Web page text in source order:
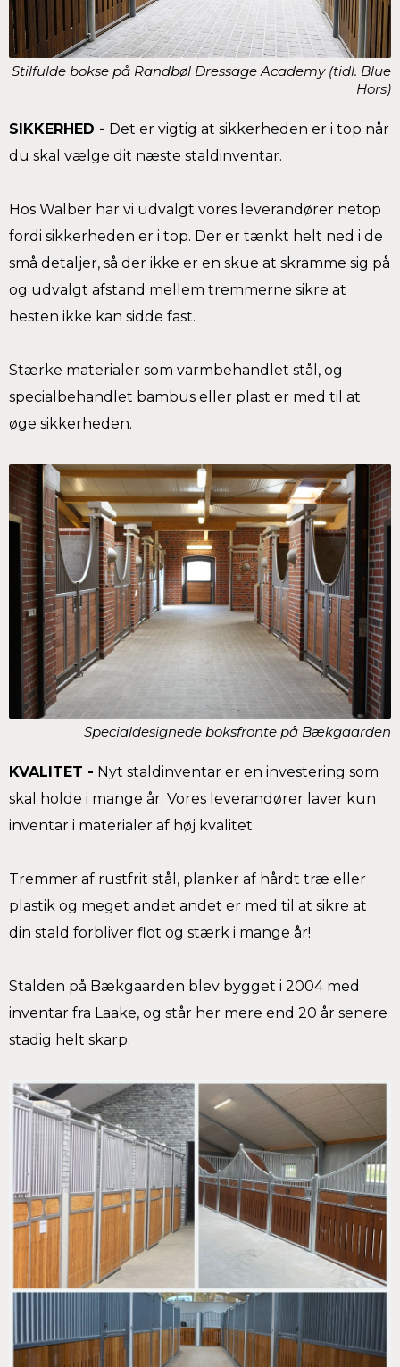
Stilfulde bokse på Randbøl Dressage Academy (tidl. Blue
Hors)
SIKKERHED - Det er vigtig at sikkerheden er i top når
du skal vælge dit næste staldinventar.
Hos Walber har vi udvalgt vores leverandører netop
fordi sikkerheden er i top. Der er tænkt helt ned i de
små detaljer, så der ikke er en skue at skramme sig på
og udvalgt afstand mellem tremmerne sikre at
hesten ikke kan sidde fast.
Stærke materialer som varmbehandlet stål, og
specialbehandlet bambus eller plast er med til at
øge sikkerheden.
Specialdesignede boksfronte på Bækgaarden
KVALITET - Nyt staldinventar er en investering som
skal holde i mange år. Vores leverandører laver kun
inventar i materialer af høj kvalitet.
Tremmer af rustfrit stål, planker af hårdt træ eller
plastik og meget andet andet er med til at sikre at
din stald forbliver flot og stærk i mange år!
Stalden på Bækgaarden blev bygget i 2004 med
inventar fra Laake, og står her mere end 20 år senere
stadig helt skarp.